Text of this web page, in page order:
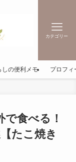
カテゴリー
しの便利メモ プロフィ
食べる！
たこ焼き